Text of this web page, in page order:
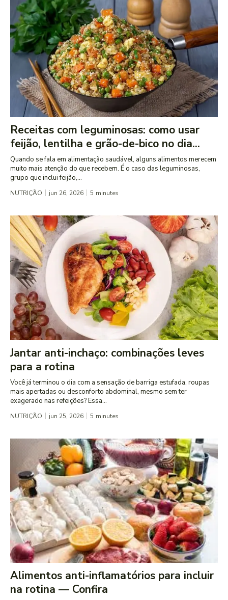
Receitas com leguminosas: como usar
feijão, lentilha e grão-de-bico no dia...
Quando se fala em alimentação saudável, alguns alimentos merecem
muito mais atenção do que recebem. É o caso das leguminosas,
grupo que inclui feijão,...
NUTRIÇÃO jun 26, 2026 5 minutes
Jantar anti-inchaço: combinações leves
para a rotina
Você já terminou o dia com a sensação de barriga estufada, roupas
mais apertadas ou desconforto abdominal, mesmo sem ter
exagerado nas refeições? Essa...
NUTRIÇÃO jun 25, 2026 5 minutes
Alimentos anti-inflamatórios para incluir
na rotina — Confira